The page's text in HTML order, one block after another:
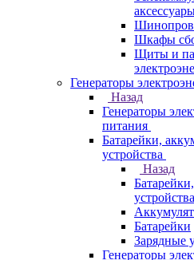
Шкафы
Щиты и
Генераторы
Назад
Генераторы
питания
Батарейки,
устройства
Назад
устройства
Батарейки
Зарядные
Генераторы